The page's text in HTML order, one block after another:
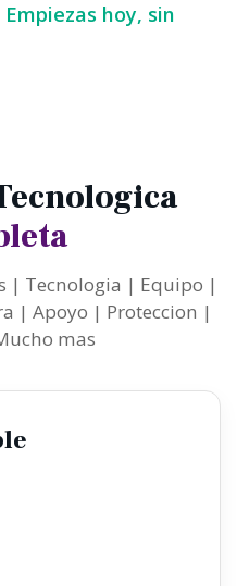
hoy, sin
| Tecnologia | Equipo |
| Apoyo | Proteccion |
mas